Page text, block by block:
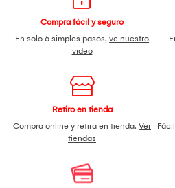
Compra fácil y seguro
En solo 6 simples pasos, ve nuestro
video
Retiro en tienda
Compra online y retira en tienda. Ver
tiendas